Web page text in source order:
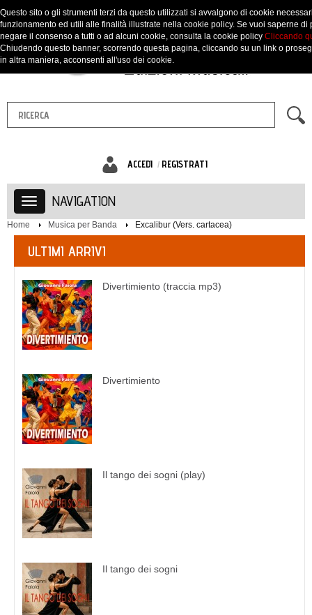
ACCEDI REGISTRATI
NAVIGATION
Home Musica per Banda Excalibur (Vers. cartacea)
ULTIMI ARRIVI
Divertimiento (traccia mp3)
Divertimiento
Il tango dei sogni (play)
Il tango dei sogni
Questo sito o gli strumenti terzi da questo utilizzati si avvalgono di cookie
funzionamento ed utili alle finalità illustrate nella cookie policy. Se vuoi saperne di
negare il consenso a tutti o ad alcuni cookie, consulta la cookie policy Cliccando
Chiudendo questo banner, scorrendo questa pagina, cliccando su un link o
in altra maniera, acconsenti all'uso dei cookie.